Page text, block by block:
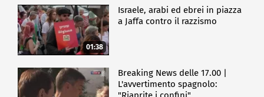
01:38
Israele, arabi ed ebrei in piazza
a Jaffa contro il razzismo
Breaking News delle 17.00 |
L'avvertimento spagnolo: